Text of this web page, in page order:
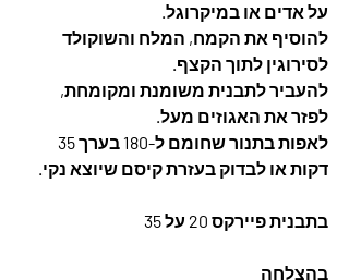
על אדים או במיקרוגל.
להוסיף את הקמח, המלח והשוקולד
לסירוגין לתוך הקצף.
להעביר לתבנית משומנת ומקומחת,
לפזר את האגוזים מעל.
דקות או לבדוק בעזרת קיסם שיוצא נקי.
בתבנית פיירקס 20 על 35
בהצלחה